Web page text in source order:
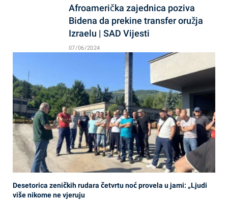
Afroamerička zajednica poziva
Bidena da prekine transfer oružja
Izraelu | SAD Vijesti
07/06/2024
Desetorica zeničkih rudara četvrtu noć provela u jami: „Ljudi
više nikome ne vjeruju